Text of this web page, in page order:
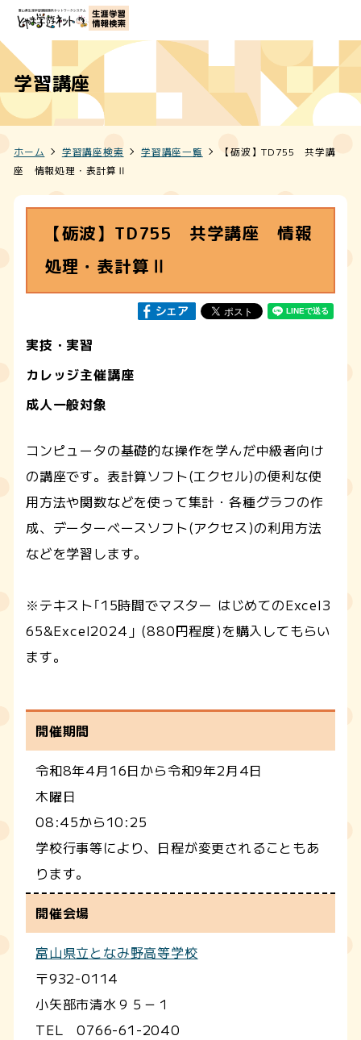
学習講座
ホーム 学習講座検索 学習講座一覧
【砺波】TD755 共学講
座 情報処理・表計算Ⅱ
【砺波】TD755 共学講座 情報
処理・表計算Ⅱ
実技・実習
カレッジ主催講座
成人一般対象
コンピュータの基礎的な操作を学んだ中級者向け
の講座です。表計算ソフト(エクセル)の便利な使
用方法や関数などを使って集計・各種グラフの作
成、データーベースソフト(アクセス)の利用方法
などを学習します。
※テキスト｢15時間でマスター はじめてのExcel3
65&Excel2024」(880円程度)を購入してもらい
ます。
開催期間
令和8年4月16日から令和9年2月4日
木曜日
08:45から10:25
学校行事等により、日程が変更されることもあ
ります。
開催会場
富山県立となみ野高等学校
〒932-0114
小矢部市清水９５－１
TEL 0766-61-2040